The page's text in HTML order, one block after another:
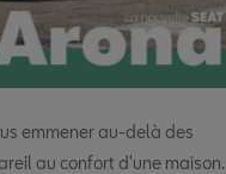
emmener au-delà des
au confort d'une maison.